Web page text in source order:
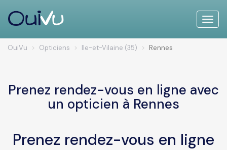
Toggle
OuiVu Opticiens Ile-et-Vilaine (35) Rennes
Prenez rendez-vous en ligne avec
un opticien à Rennes
Prenez rendez-vous en ligne